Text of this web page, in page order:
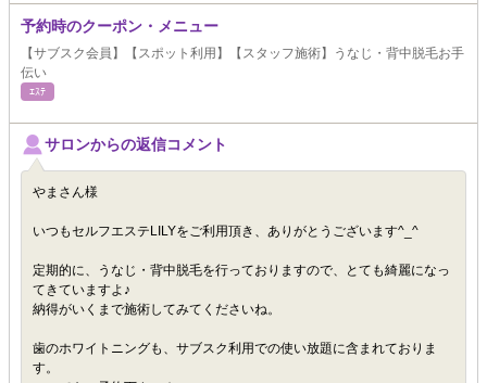
予約時のクーポン・メニュー
【サブスク会員】【スポット利用】【スタッフ施術】うなじ・背中脱毛お手
伝い
ｴｽﾃ
サロンからの返信コメント
やまさん様
いつもセルフエステLILYをご利用頂き、ありがとうございます^_^
定期的に、うなじ・背中脱毛を行っておりますので、とても綺麗になっ
てきていますよ♪
納得がいくまで施術してみてくださいね。
歯のホワイトニングも、サブスク利用での使い放題に含まれておりま
す。